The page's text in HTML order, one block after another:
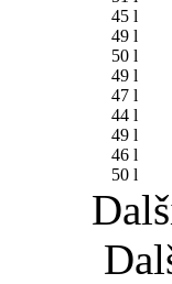
45 l
49 l
50 l
49 l
47 l
44 l
49 l
46 l
50 l